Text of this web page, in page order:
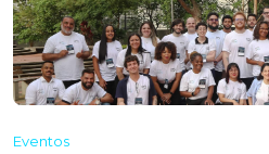
Eventos